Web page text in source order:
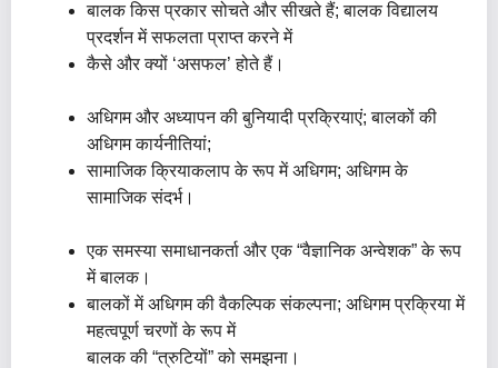
बालक किस प्रकार सोचते और सीखते हैं; बालक विद्यालय
प्रदर्शन में सफलता प्राप्त करने में
कैसे और क्यों ‘असफल’ होते हैं।
अधिगम और अध्यापन की बुनियादी प्रक्रियाएं; बालकों की
अधिगम कार्यनीतियां;
सामाजिक क्रियाकलाप के रूप में अधिगम; अधिगम के
सामाजिक संदर्भ।
एक समस्या समाधानकर्ता और एक “वैज्ञानिक अन्वेशक” के रूप
में बालक।
बालकों में अधिगम की वैकल्पिक संकल्पना; अधिगम प्रक्रिया में
महत्वपूर्ण चरणों के रूप में
बालक की “त्रुटियों” को समझना।